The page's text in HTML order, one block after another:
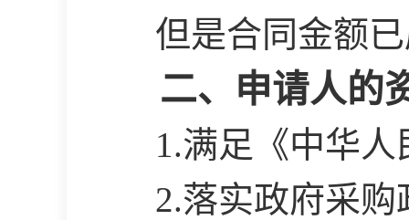
但是合同金额
二、申请人的
1.满足《中华
2.落实政府采